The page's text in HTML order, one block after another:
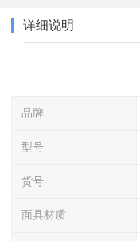
详细说明
品牌
型号
货号
面具材质